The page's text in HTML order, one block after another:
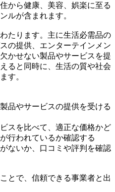
から健康、美容、娯楽に至る
ルが含まれます。
たります。主に生活必需品の
の提供、エンターテインメン
かせない製品やサービスを提
ると同時に、生活の質や社会
す。
品やサービスの提供を受ける
スを比べて、適正な価格かど
行われているか確認する
ないか、口コミや評判を確認
とで、信頼できる事業者と出